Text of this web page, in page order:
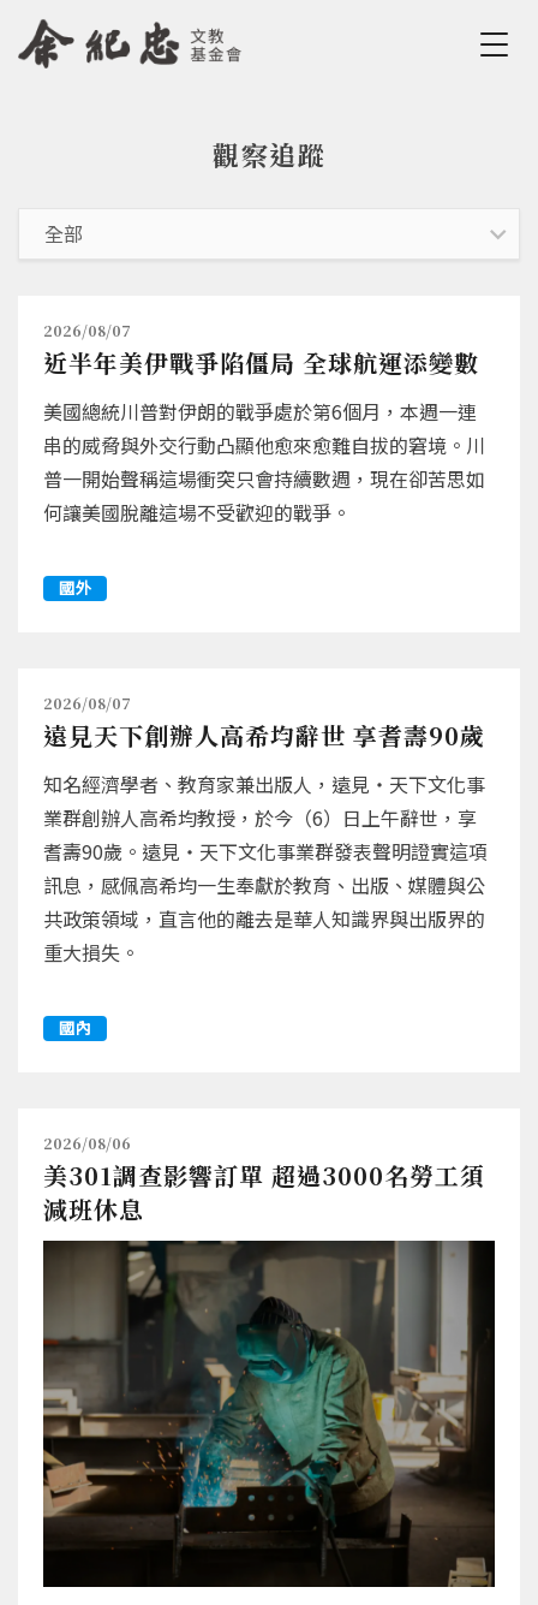
Jump to Navigation
Jump to Main content
觀察追蹤
2026/08/07
近半年美伊戰爭陷僵局 全球航運添變數
美國總統川普對伊朗的戰爭處於第6個月，本週一連
串的威脅與外交行動凸顯他愈來愈難自拔的窘境。川
普一開始聲稱這場衝突只會持續數週，現在卻苦思如
何讓美國脫離這場不受歡迎的戰爭。
國外
2026/08/07
遠見天下創辦人高希均辭世 享耆壽90歲
知名經濟學者、教育家兼出版人，遠見‧天下文化事
業群創辦人高希均教授，於今（6）日上午辭世，享
耆壽90歲。遠見‧天下文化事業群發表聲明證實這項
訊息，感佩高希均一生奉獻於教育、出版、媒體與公
共政策領域，直言他的離去是華人知識界與出版界的
重大損失。
國內
2026/08/06
美301調查影響訂單 超過3000名勞工須
減班休息